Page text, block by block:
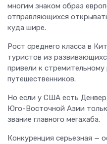
многим знаком образ
отправляющихся
куда шире.
Рост среднего класса в
туристов из
привели к стремительному
путешественников.
Но если у США есть
Юго-Восточной Азии
звание главного мегахаба.
Конкуренция серьезная —